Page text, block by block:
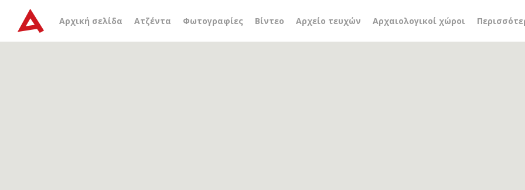
Αρχική σελίδα Ατζέντα Φωτογραφίες Βίντεο Αρχείο τευχών Αρχαιολογικοί χώροι
Αρχείο ετικέτας γιώργος γεωργαλής